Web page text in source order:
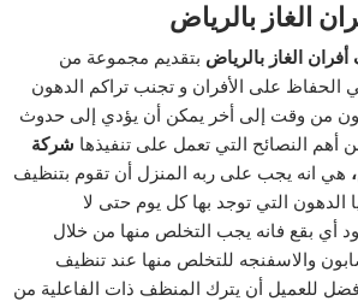
الغاز بالرياض
الغاز بالرياض بتقديم مجموعة من
الحفاظ على الأفران و تجنب تراكم الدهون
من وقت إلى أخر يمكن أن يؤدي إلى حدوث
أهم النصائح التي تعمل على تنفيذها شركة
هي انه يجب على ربه المنزل أن تقوم بتنظيف
الدهون التي توجد بها كل يوم حتى لا
أي بقع فانه يجب التخلص منها من خلال
والاسفنجه للتخلص منها عند تنظيف
للعميل أن يترك المنظف ذات الفاعلية من